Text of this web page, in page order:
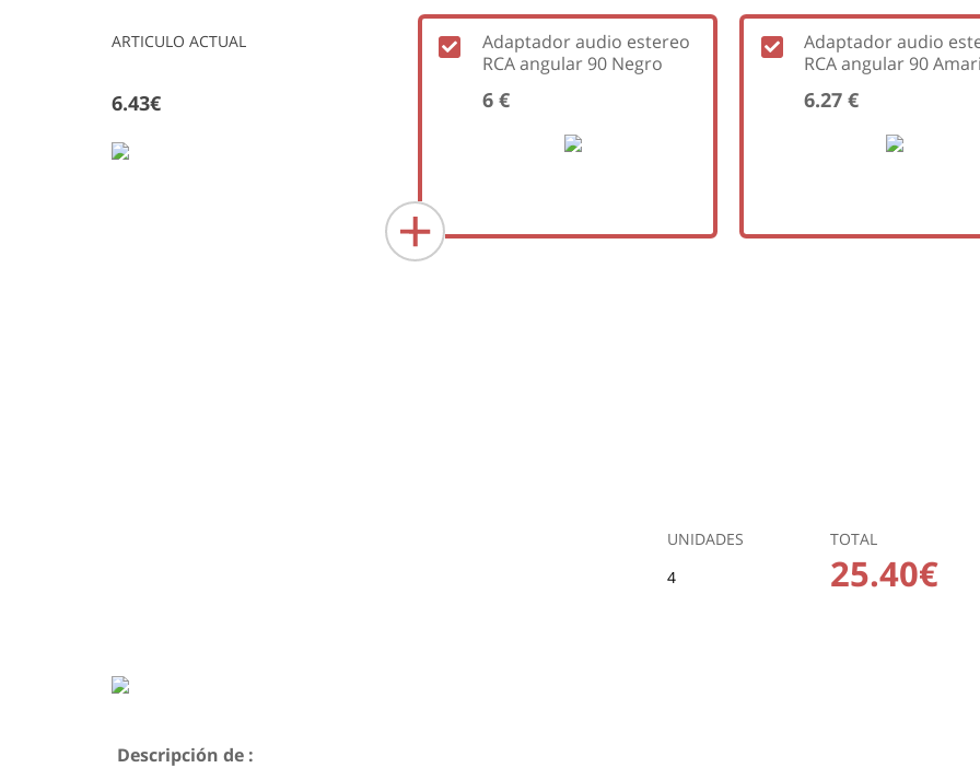
ARTICULO ACTUAL
6.43€
Adaptador audio estereo
RCA angular 90 Negro
6 €
Adaptador audio
RCA angular 90
6.27 €
UNIDADES
4
TOTAL
25.40€
Descripción de :